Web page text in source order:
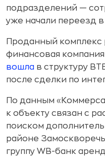
подразделений —
уже начали переезд
Проданный комплекс
финансовая
вошла в структуру
после сделки по
По данным
к объекту связан с
поиском
районе
группу WB-банк